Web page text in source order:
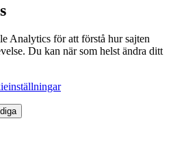
Analytics för att förstå hur sajten
Du kan när som helst ändra ditt